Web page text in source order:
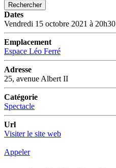
Rechercher
Dates
Vendredi 15 octobre 2021 à 20h30
Emplacement
Espace Léo Ferré
Adresse
25, avenue Albert II
Catégorie
Spectacle
Url
Visiter le site web
Appeler